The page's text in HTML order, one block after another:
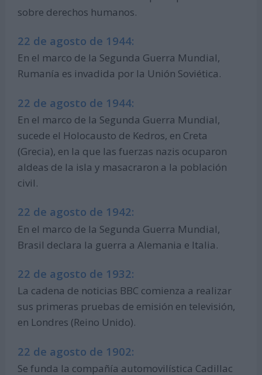
sobre derechos humanos.
22 de agosto de 1944:
En el marco de la Segunda Guerra Mundial,
Rumanía es invadida por la Unión Soviética.
22 de agosto de 1944:
En el marco de la Segunda Guerra Mundial,
sucede el Holocausto de Kedros, en Creta
(Grecia), en la que las fuerzas nazis ocuparon
aldeas de la isla y masacraron a la población
civil.
22 de agosto de 1942:
En el marco de la Segunda Guerra Mundial,
Brasil declara la guerra a Alemania e Italia.
22 de agosto de 1932:
La cadena de noticias BBC comienza a realizar
sus primeras pruebas de emisión en televisión,
en Londres (Reino Unido).
22 de agosto de 1902:
Se funda la compañía automovilística Cadillac